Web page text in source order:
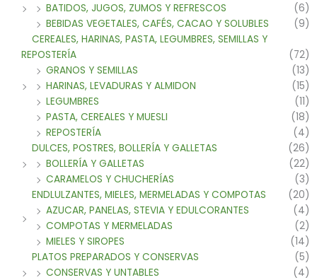
BATIDOS, JUGOS, ZUMOS Y REFRESCOS
(6)
BEBIDAS VEGETALES, CAFÉS, CACAO Y SOLUBLES
(9)
CEREALES, HARINAS, PASTA, LEGUMBRES, SEMILLAS Y
REPOSTERÍA
(72)
GRANOS Y SEMILLAS
(13)
HARINAS, LEVADURAS Y ALMIDON
(15)
LEGUMBRES
(11)
PASTA, CEREALES Y MUESLI
(18)
REPOSTERÍA
(4)
DULCES, POSTRES, BOLLERÍA Y GALLETAS
(26)
BOLLERÍA Y GALLETAS
(22)
CARAMELOS Y CHUCHERÍAS
(3)
ENDLULZANTES, MIELES, MERMELADAS Y COMPOTAS
(20)
AZUCAR, PANELAS, STEVIA Y EDULCORANTES
(4)
COMPOTAS Y MERMELADAS
(2)
MIELES Y SIROPES
(14)
PLATOS PREPARADOS Y CONSERVAS
(5)
CONSERVAS Y UNTABLES
(4)